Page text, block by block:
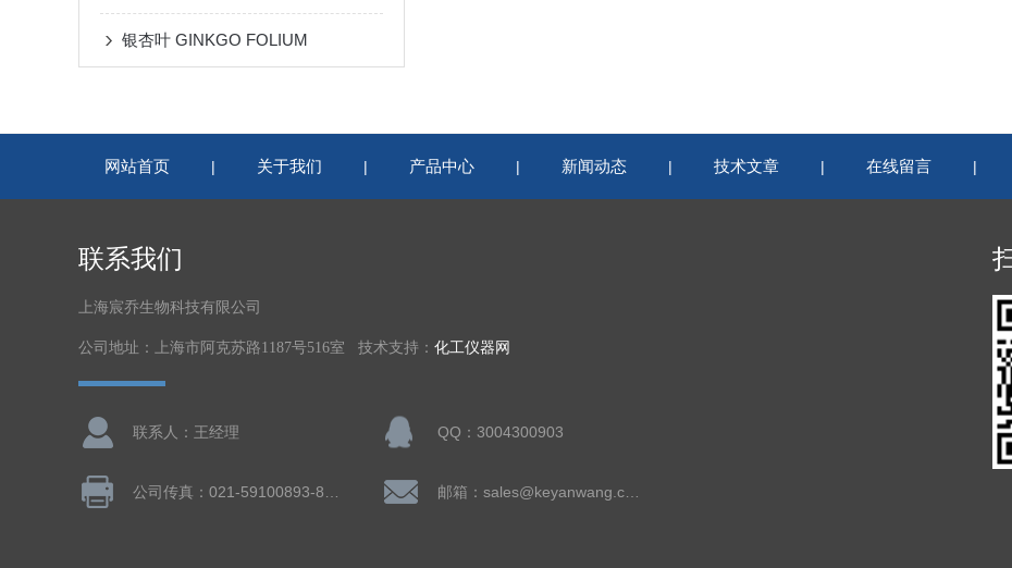
银杏叶 GINKGO FOLIUM
网站首页 | 关于我们 | 产品中心 | 新闻动态 | 技术文章 | 在线留言 |
联系我们
上海宸乔生物科技有限公司
公司地址：上海市阿克苏路1187号516室 技术支持： 化工仪器网
联系人：王经理 QQ：3004300903